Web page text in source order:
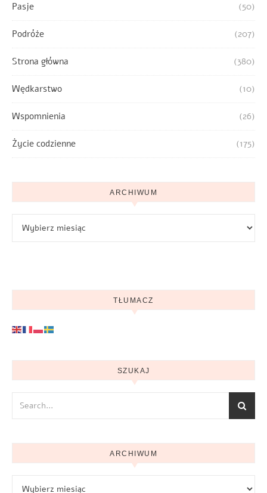
Pasje (50)
Podróże (207)
Strona główna (380)
Wędkarstwo (10)
Wspomnienia (26)
Życie codzienne (175)
ARCHIWUM
TŁUMACZ
SZUKAJ
ARCHIWUM